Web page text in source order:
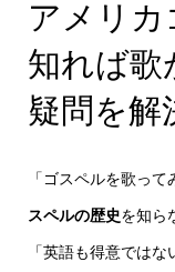
アメリ
知れば歌
疑問を解
「ゴスペルを歌っ
スペルの歴史を知ら
「英語も得意では